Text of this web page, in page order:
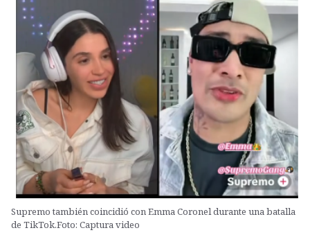
Supremo también coincidió con Emma Coronel durante una batalla
de TikTok.Foto: Captura video